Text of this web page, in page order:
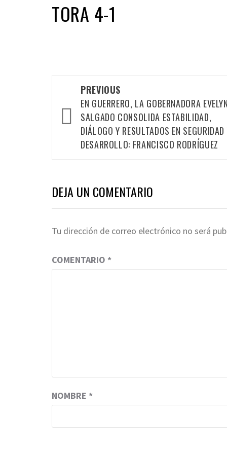
TORA 4-1
navigation
PREVIOUS
EN GUERRERO, LA GOBERNADORA
SALGADO CONSOLIDA ESTABILIDAD,
DIÁLOGO Y RESULTADOS EN SEGURIDAD
DESARROLLO: FRANCISCO RODRÍGUEZ
DEJA UN COMENTARIO
Tu dirección de correo electrónico no será
COMENTARIO *
NOMBRE *